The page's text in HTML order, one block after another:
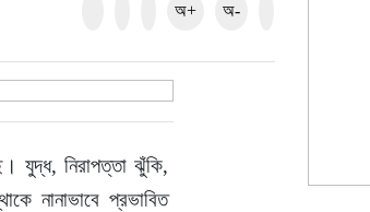
অ+ অ-
যুদ্ধ, নিরাপত্তা ঝুঁকি,
নানাভাবে প্রভাবিত